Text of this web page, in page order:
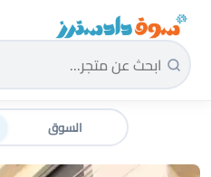
سوق دادسترز الرئيسية
السوق